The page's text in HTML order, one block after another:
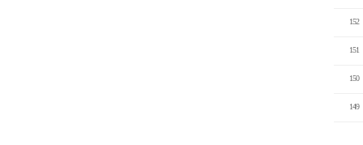
152
151
150
149